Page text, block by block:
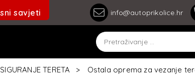
savjeti info@autoprikolice.hr
TERETA Ostala oprema za vezanje